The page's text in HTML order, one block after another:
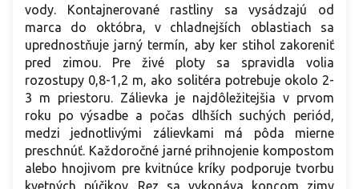
vody. Kontajnerované rastliny sa vysádzajú od
marca do októbra, v chladnejších oblastiach sa
uprednostňuje jarný termín, aby ker stihol zakoreniť
pred zimou. Pre živé ploty sa spravidla volia
rozostupy 0,8-1,2 m, ako solitéra potrebuje okolo 2-
3 m priestoru. Zálievka je najdôležitejšia v prvom
roku po výsadbe a počas dlhších suchých periód,
medzi jednotlivými zálievkami má pôda mierne
preschnúť. Každoročné jarné prihnojenie kompostom
alebo hnojivom pre kvitnúce kríky podporuje tvorbu
kvetných púčikov. Rez sa vykonáva koncom zimy